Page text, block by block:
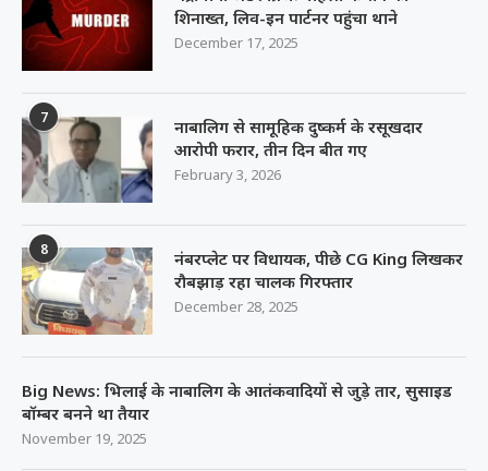
शिनाख्त, लिव-इन पार्टनर पहुंचा थाने
December 17, 2025
7
नाबालिग से सामूहिक दुष्कर्म के रसूखदार
आरोपी फरार, तीन दिन बीत गए
February 3, 2026
8
नंबरप्लेट पर विधायक, पीछे CG King लिखकर
रौबझाड़ रहा चालक गिरफ्तार
December 28, 2025
Big News: भिलाई के नाबालिग के आतंकवादियों से जुड़े तार, सुसाइड
बॉम्बर बनने था तैयार
November 19, 2025